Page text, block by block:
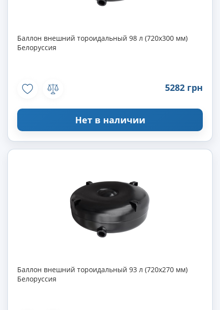
Баллон внешний тороидальный 98 л (720х300 мм)
Белоруссия
5282 грн
Нет в наличии
Баллон внешний тороидальный 93 л (720х270 мм)
Белоруссия